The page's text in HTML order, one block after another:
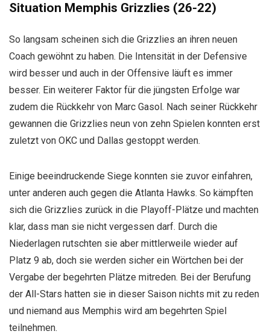
Situation Memphis Grizzlies (26-22)
So langsam scheinen sich die Grizzlies an ihren neuen
Coach gewöhnt zu haben. Die Intensität in der Defensive
wird besser und auch in der Offensive läuft es immer
besser. Ein weiterer Faktor für die jüngsten Erfolge war
zudem die Rückkehr von Marc Gasol. Nach seiner Rückkehr
gewannen die Grizzlies neun von zehn Spielen konnten erst
zuletzt von OKC und Dallas gestoppt werden.
Einige beeindruckende Siege konnten sie zuvor einfahren,
unter anderen auch gegen die Atlanta Hawks. So kämpften
sich die Grizzlies zurück in die Playoff-Plätze und machten
klar, dass man sie nicht vergessen darf. Durch die
Niederlagen rutschten sie aber mittlerweile wieder auf
Platz 9 ab, doch sie werden sicher ein Wörtchen bei der
Vergabe der begehrten Plätze mitreden. Bei der Berufung
der All-Stars hatten sie in dieser Saison nichts mit zu reden
und niemand aus Memphis wird am begehrten Spiel
teilnehmen.